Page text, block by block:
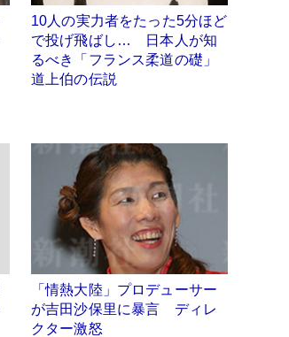
10人の実力者をたった5分ほど
で投げ飛ばし… 日本人が知
るべき「フランス柔道の礎」
道上伯の伝説
「情熱大陸」プロデューサー
が吉田沙保里に暴言 ディレ
クター激怒